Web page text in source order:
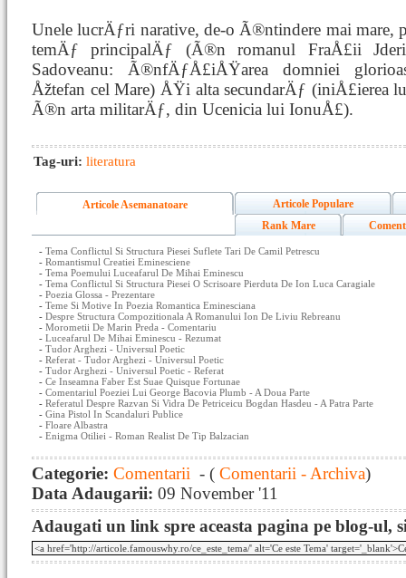
Unele lucrÄƒri narative, de-o Ã®ntindere mai mare,
temÄƒ principalÄƒ (Ã®n romanul FraÅ£ii
Sadoveanu: Ã®nfÄƒÅ£iÅŸarea domniei
Åžtefan cel Mare) ÅŸi alta secundarÄƒ (iniÅ£ierea
Ã®n arta militarÄƒ, din Ucenicia lui IonuÅ£).
Tag-uri: literatura
Articole Asemanatoare
Articole Populare
Rank Mare
- Tema Conflictul Si Structura Piesei Suflete Tari De Camil Petrescu
- Romantismul Creatiei Eminesciene
- Tema Poemului Luceafarul De Mihai Eminescu
- Tema Conflictul Si Structura Piesei O Scrisoare Pierduta De Ion Luca Caragiale
- Poezia Glossa - Prezentare
- Teme Si Motive In Poezia Romantica Eminesciana
- Despre Structura Compozitionala A Romanului Ion De Liviu Rebreanu
- Morometii De Marin Preda - Comentariu
- Luceafarul De Mihai Eminescu - Rezumat
- Tudor Arghezi - Universul Poetic
- Referat - Tudor Arghezi - Universul Poetic
- Tudor Arghezi - Universul Poetic - Referat
- Ce Inseamna Faber Est Suae Quisque Fortunae
- Comentariul Poeziei Lui George Bacovia Plumb - A Doua Parte
- Referatul Despre Razvan Si Vidra De Petriceicu Bogdan Hasdeu - A Patra Parte
- Gina Pistol In Scandaluri Publice
- Floare Albastra
- Enigma Otiliei - Roman Realist De Tip Balzacian
Categorie: Comentarii - ( Comentarii - Archiva)
Data Adaugarii: 09 November '11
Adaugati un link spre aceasta pagina pe blog-ul,